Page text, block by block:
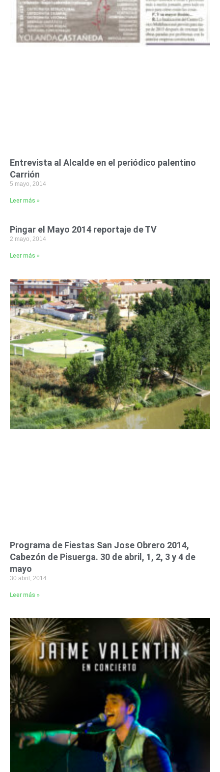
Entrevista al Alcalde en el periódico palentino
Carrión
5 mayo, 2014
Leer más »
Pingar el Mayo 2014 reportaje de TV
2 mayo, 2014
Leer más »
Programa de Fiestas San Jose Obrero 2014,
Cabezón de Pisuerga. 30 de abril, 1, 2, 3 y 4 de
mayo
30 abril, 2014
Leer más »